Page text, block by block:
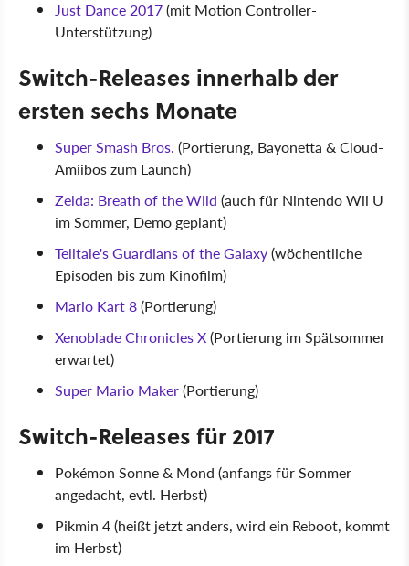
Just Dance 2017(mit Motion Controller-
Unterstützung)
Switch-Releases innerhalb der
ersten sechs Monate
Super Smash Bros. (Portierung, Bayonetta & Cloud-
Amiibos zum Launch)
Zelda: Breath of the Wild (auch für Nintendo Wii U
im Sommer, Demo geplant)
Telltale's Guardians of the Galaxy(wöchentliche
Episoden bis zum Kinofilm)
Mario Kart 8(Portierung)
Xenoblade Chronicles X(Portierung im Spätsommer
erwartet)
Super Mario Maker(Portierung)
Switch-Releases für 2017
Pokémon Sonne & Mond (anfangs für Sommer
angedacht, evtl. Herbst)
Pikmin 4 (heißt jetzt anders, wird ein Reboot, kommt
im Herbst)